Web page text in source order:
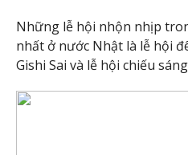
Những lễ hội nhộn nhịp
nhất ở nước Nhật là lễ hội
Gishi Sai và lễ hội chiếu